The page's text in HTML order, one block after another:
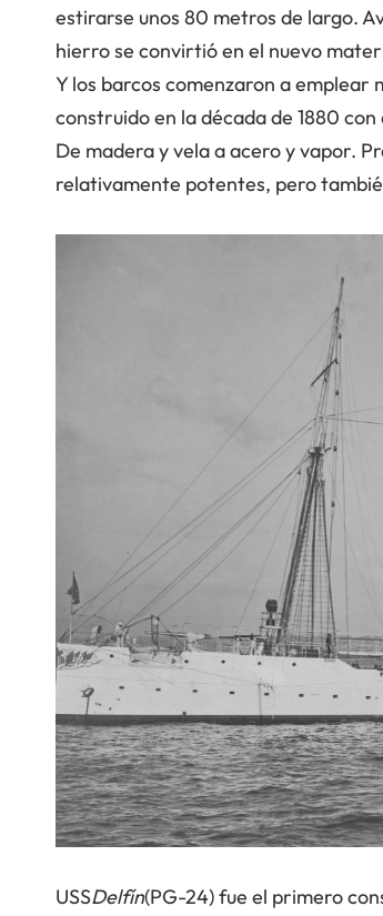
estirarse unos 80 metros de largo.
hierro se convirtió en el nuevo
Y los barcos comenzaron a emplear
construido en la década de 1880
De madera y vela a acero y vapor.
relativamente potentes, pero
USSDelfín(PG-24) fue el primero